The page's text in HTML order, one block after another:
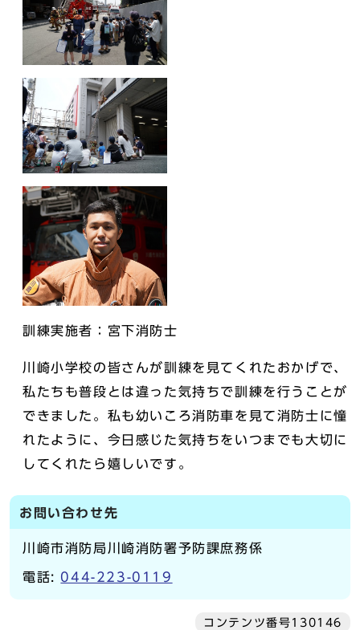
訓練実施者：宮下消防士
川崎小学校の皆さんが訓練を見てくれたおかげで、
私たちも普段とは違った気持ちで訓練を行うことが
できました。私も幼いころ消防車を見て消防士に憧
れたように、今日感じた気持ちをいつまでも大切に
してくれたら嬉しいです。
お問い合わせ先
川崎市消防局川崎消防署予防課庶務係
電話: 044-223-0119
コンテンツ番号130146